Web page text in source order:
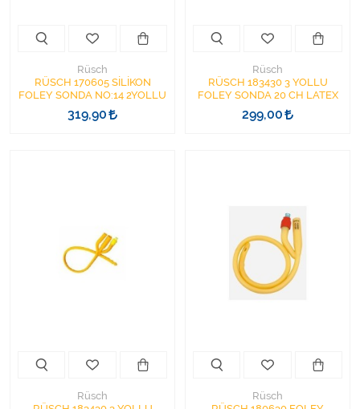
Rüsch
RÜSCH 170605 SİLİKON
FOLEY SONDA NO:14 2YOLLU
319,90
Rüsch
RÜSCH 183430 3 YOLLU
FOLEY SONDA 20 CH LATEX
299,00
Rüsch
Rüsch